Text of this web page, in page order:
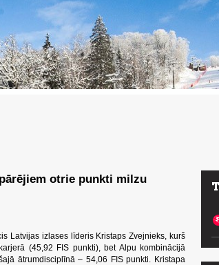
otrie punkti milzu
Latvijas izlases līderis Kristaps Zvejnieks, kurš
(45,92 FIS punkti), bet Alpu kombinācijā
ātrumdisciplīnā – 54,06 FIS punkti. Kristapa